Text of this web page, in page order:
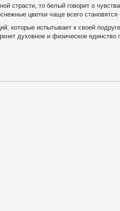
страсти, то белый говорит о
цветки чаще всего становятся
которые испытывает к своей
духовное и физическое единство